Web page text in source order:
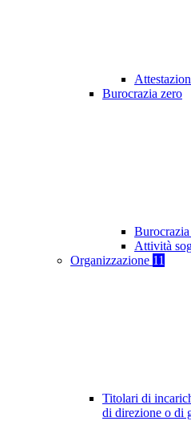
Burocrazia zero
Attività
Organizzazione 11
Titolari di
di direzione o di